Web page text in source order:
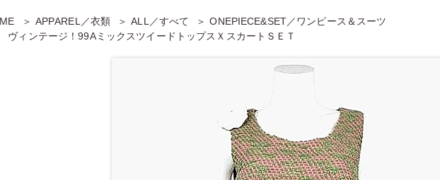
APPAREL／衣類 ALL／すべて
ONEPIECE&SET／ワンピース＆スーツ
ヴィンテージ！99AミックスツイードトップスＸスカートＳＥＴ